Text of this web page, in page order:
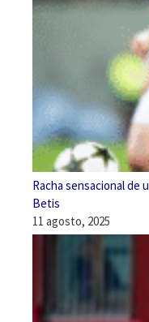
Racha sensacional de
Betis
11 agosto, 2025